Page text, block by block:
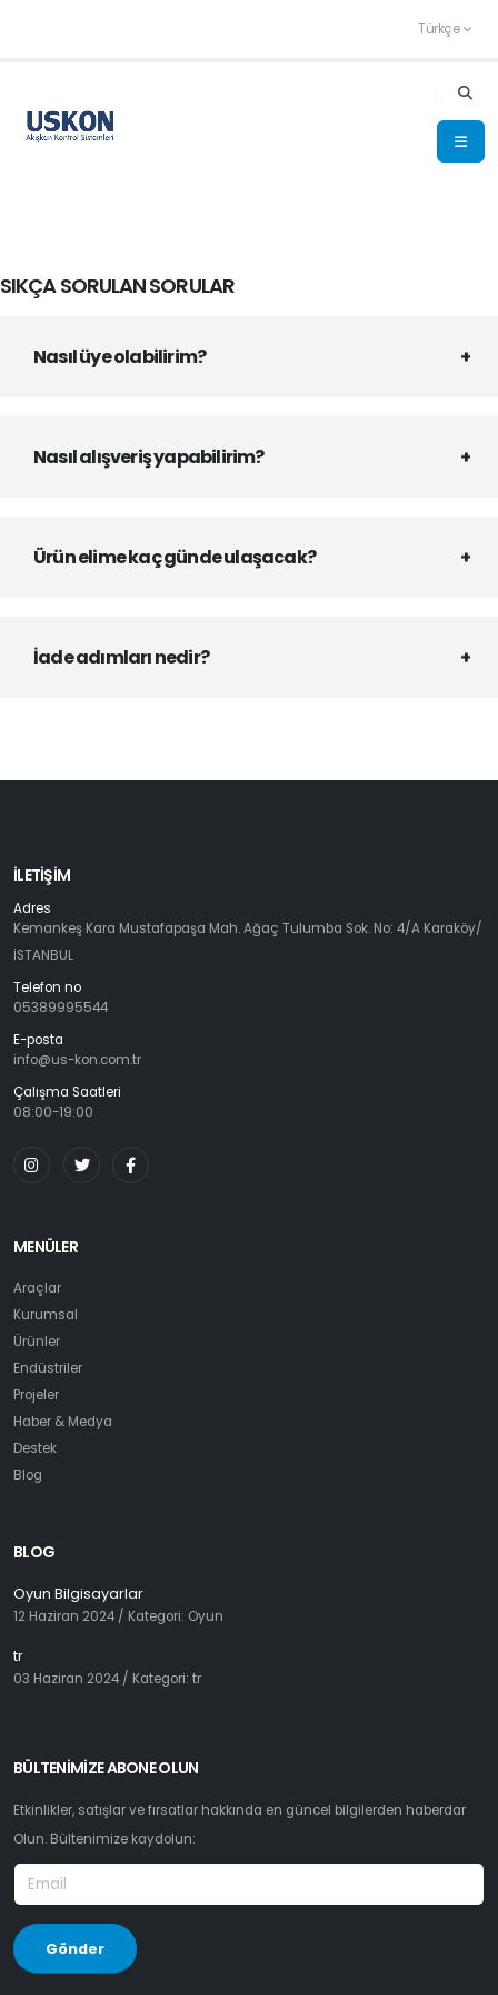
Türkçe
SIKÇA SORULAN SORULAR
Nasıl üye olabilirim?
Nasıl alışveriş yapabilirim?
Ürün elime kaç günde ulaşacak?
İade adımları nedir?
İLETIŞIM
Adres
Kemankeş Kara Mustafapaşa Mah. Ağaç Tulumba Sok. No: 4/A Karaköy/
İSTANBUL
Telefon no
05389995544
E-posta
info@us-kon.com.tr
Çalışma Saatleri
08:00-19:00
MENÜLER
Araçlar
Kurumsal
Ürünler
Endüstriler
Projeler
Haber & Medya
Destek
Blog
BLOG
Oyun Bilgisayarlar
12 Haziran 2024 / Kategori: Oyun
tr
03 Haziran 2024 / Kategori: tr
BÜLTENIMIZE ABONE OLUN
Etkinlikler, satışlar ve fırsatlar hakkında en güncel bilgilerden haberdar
Olun. Bültenimize kaydolun: